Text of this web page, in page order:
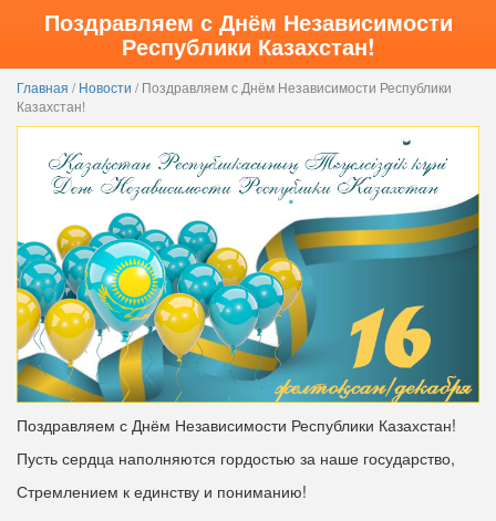
Поздравляем с Днём Независимости
Республики Казахстан!
Главная /Новости /Поздравляем с Днём Независимости Республики
Казахстан!
Поздравляем с Днём Независимости Республики Казахстан!
Пусть сердца наполняются гордостью за наше государство,
Стремлением к единству и пониманию!